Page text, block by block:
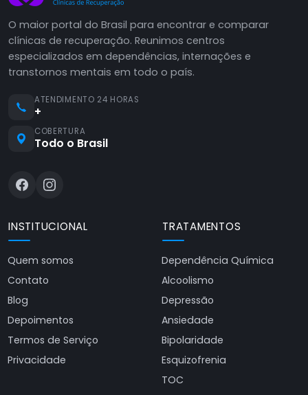
O maior portal do Brasil para encontrar e comparar
clínicas de recuperação. Reunimos centros
especializados em dependências, internações e
transtornos mentais em todo o país.
ATENDIMENTO 24 HORAS
+
COBERTURA
Todo o Brasil
INSTITUCIONAL
Quem somos
Contato
Blog
Depoimentos
Termos de Serviço
Privacidade
TRATAMENTOS
Dependência Química
Alcoolismo
Depressão
Ansiedade
Bipolaridade
Esquizofrenia
TOC